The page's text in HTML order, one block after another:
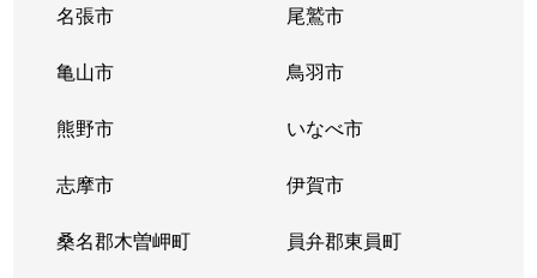
名張市 尾鷲市
亀山市 鳥羽市
熊野市 いなべ市
志摩市 伊賀市
桑名郡木曽岬町 員弁郡東員町